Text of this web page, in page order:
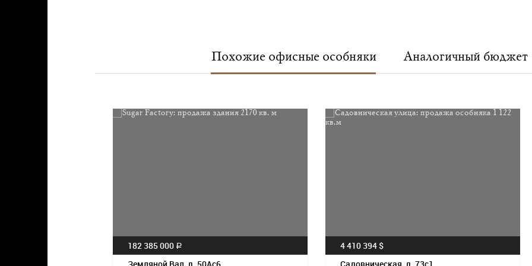
Похожие офисные особняки Аналогичный бюджет
182 385 000 a
4 410 394 $